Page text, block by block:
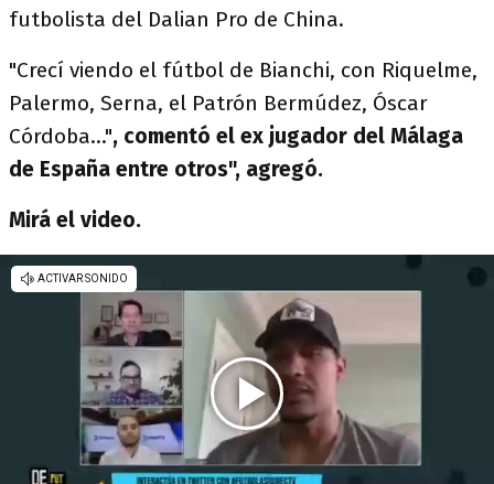
futbolista del Dalian Pro de China.
"Crecí viendo el fútbol de Bianchi, con Riquelme,
Palermo, Serna, el Patrón Bermúdez, Óscar
Córdoba...", comentó el ex jugador del Málaga
de España entre otros", agregó.
Mirá el video.